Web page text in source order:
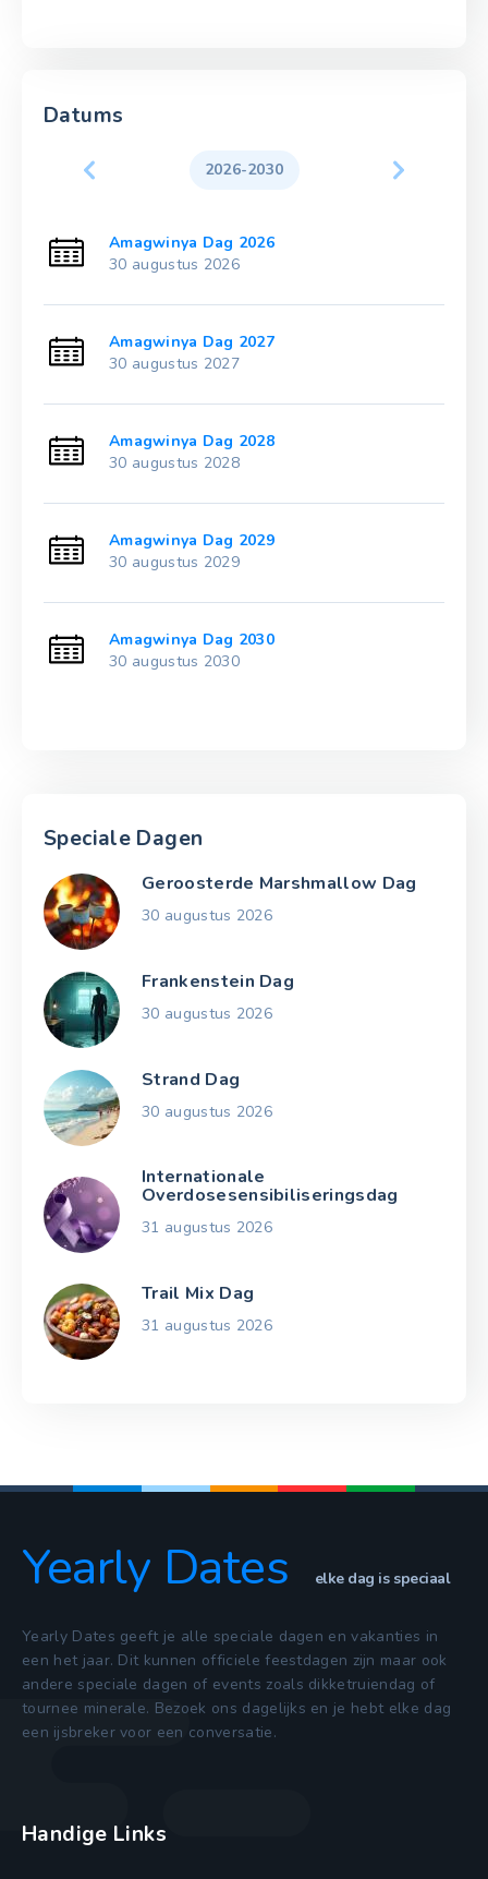
Datums
2026-2030
Amagwinya Dag 2026
30 augustus 2026
Amagwinya Dag 2027
30 augustus 2027
Amagwinya Dag 2028
30 augustus 2028
Amagwinya Dag 2029
30 augustus 2029
Amagwinya Dag 2030
30 augustus 2030
Speciale Dagen
Geroosterde Marshmallow Dag
30 augustus 2026
Frankenstein Dag
30 augustus 2026
Strand Dag
30 augustus 2026
Internationale
Overdosesensibiliseringsdag
31 augustus 2026
Trail Mix Dag
31 augustus 2026
Yearly Dates elke dag is speciaal
Yearly Dates geeft je alle speciale dagen en vakanties in
een het jaar. Dit kunnen officiele feestdagen zijn maar ook
andere speciale dagen of events zoals dikketruiendag of
tournee minerale. Bezoek ons dagelijks en je hebt elke dag
een ijsbreker voor een conversatie.
Handige Links